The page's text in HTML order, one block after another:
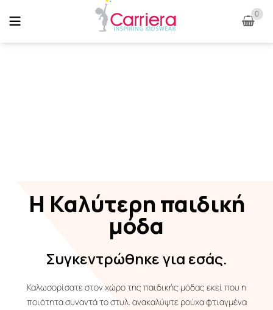
0
Η Καλύτερη παιδική
μόδα
Συγκεντρώθηκε για εσάς.
Καλωσορίσατε στον χώρο της παιδικής μόδας εκεί που η
ποιότητα συναντά το στυλ. ανακαλύψτε ρούχα φτιαγμένα